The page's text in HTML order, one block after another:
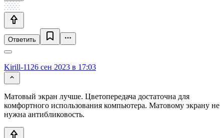
Ответить
Kirill-1126 сен 2023 в 17:03
Матовый экран лучше. Цветопередача достаточна для
комфортного использования компьютера. Матовому экрану не
нужна антибликовость.